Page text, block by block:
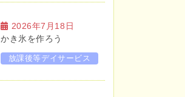
2026年7月18日
かき氷を作ろう
放課後等デイサービス